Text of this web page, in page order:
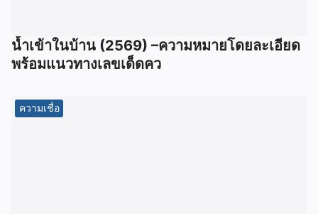
น้ำเข้าในบ้าน (2569) –ความหมายโดยละเอียด
พร้อมแนวทางเลขเด็ดคว
ความเชื่อ